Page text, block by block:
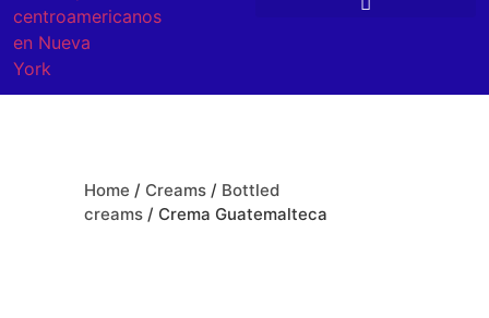
Home / Creams / Bottled
creams / Crema Guatemalteca